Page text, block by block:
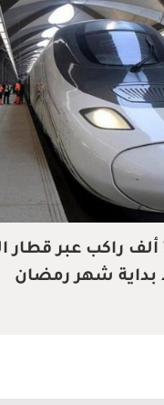
أكثر من 700 ألف راكب عبر
بداية شهر رمضان